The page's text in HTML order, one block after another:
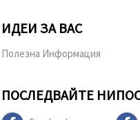
ИДЕИ ЗА ВАС
Полезна Информация
ПОСЛЕДВАЙТЕ НИ